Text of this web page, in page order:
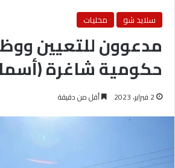
سلايد شو
محليات
مدعوون للتعيين
حكومية شاغرة
2 فبراير، 2023 أقل من دقيقة